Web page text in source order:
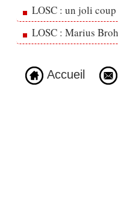
LOSC : un joli
LOSC : Marius
Accueil